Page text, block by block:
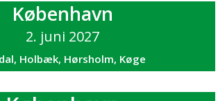
København
2. juni 2027
Holbæk, Hørsholm, Køge